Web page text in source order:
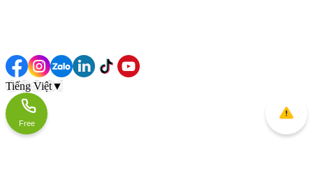
Tiếng Việt▼
Free